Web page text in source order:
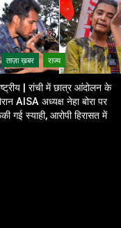
ताज़ा ख़बर राज्य
| रांची में छात्र आंदोलन के
AISA अध्यक्ष नेहा बोरा पर
गई स्याही, आरोपी हिरासत में